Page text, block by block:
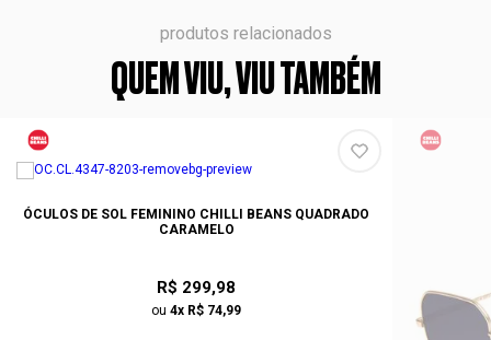
produtos relacionados
QUEM VIU, VIU TAMBÉM
ÓCULOS DE SOL FEMININO CHILLI BEANS QUADRADO
CARAMELO
R$ 299,98
ou 4x R$ 74,99